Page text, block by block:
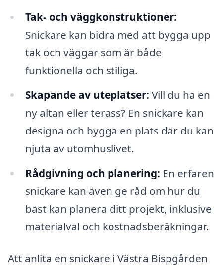
Tak- och väggkonstruktioner:
Snickare kan bidra med att bygga upp
tak och väggar som är både
funktionella och stiliga.
Skapande av uteplatser: Vill du ha en
ny altan eller terass? En snickare kan
designa och bygga en plats där du kan
njuta av utomhuslivet.
Rådgivning och planering: En erfaren
snickare kan även ge råd om hur du
bäst kan planera ditt projekt, inklusive
materialval och kostnadsberäkningar.
Att anlita en snickare i Västra Bispgården